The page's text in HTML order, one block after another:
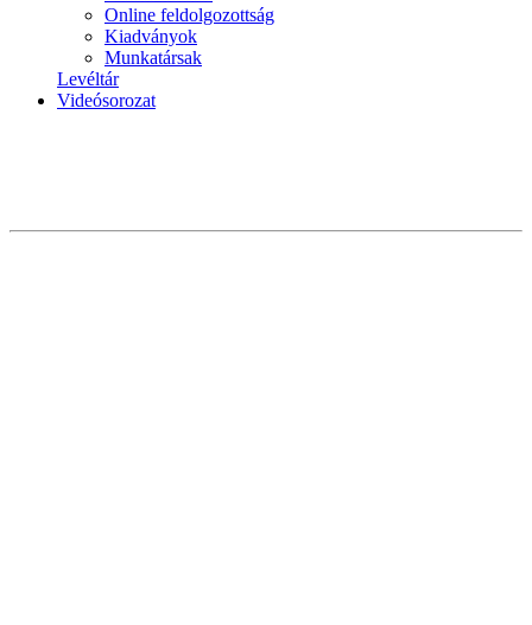
Online feldolgozottság
Kiadványok
Munkatársak
Levéltár
Videósorozat